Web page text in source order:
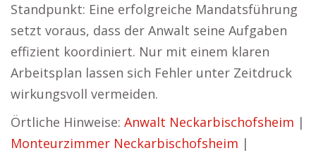
Standpunkt: Eine erfolgreiche Mandatsführung
setzt voraus, dass der Anwalt seine Aufgaben
effizient koordiniert. Nur mit einem klaren
Arbeitsplan lassen sich Fehler unter Zeitdruck
wirkungsvoll vermeiden.
Örtliche Hinweise: Anwalt Neckarbischofsheim |
Monteurzimmer Neckarbischofsheim |